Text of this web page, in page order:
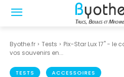
Byothe.fr Tests
Pix-Star Lux 17" - le
vos souvenirs en...
TESTS ACCESSOIRES